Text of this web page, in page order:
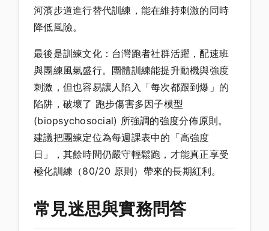
河濱步道進行替代訓練，能在維持刺激的同時
降低風險。
最後是訓練文化：台灣跑者社群活躍，配速班
與團練風氣盛行。團體訓練能提升動機與強度
刺激，但也容易讓人陷入「每次都跟到爆」的
陷阱，破壞了 跑步傷害多因子模型
(biopsychosocial) 所強調的強度分佈原則。
建議把團練定位為每週課表中的「高強度
日」，其餘時間仍嚴守輕鬆跑，才能真正享受
極化訓練（80/20 原則）帶來的長期紅利。
常見迷思與實務問答